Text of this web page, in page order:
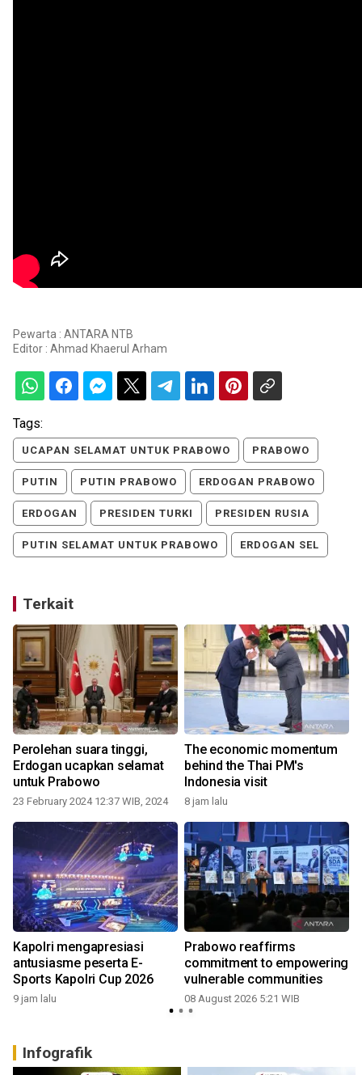
Pewarta : ANTARA NTB
Editor : Ahmad Khaerul Arham
Tags:
UCAPAN SELAMAT UNTUK PRABOWO PRABOWO
PUTIN PUTIN PRABOWO ERDOGAN PRABOWO
ERDOGAN PRESIDEN TURKI PRESIDEN RUSIA
PUTIN SELAMAT UNTUK PRABOWO ERDOGAN SEL
Terkait
Perolehan suara tinggi,
Erdogan ucapkan selamat
untuk Prabowo
23 February 2024 12:37 WIB, 2024
The economic momentum
behind the Thai PM's
Indonesia visit
8 jam lalu
Kapolri mengapresiasi
antusiasme peserta E-
Sports Kapolri Cup 2026
9 jam lalu
Prabowo reaffirms
commitment to empowering
vulnerable communities
08 August 2026 5:21 WIB
Infografik